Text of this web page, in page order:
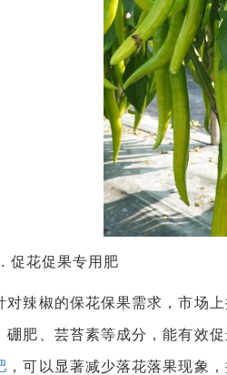
花促果专用肥
椒的保花保果需求，市场上
硼肥、芸苔素等成分，能有效
，可以显著减少落花落果现象